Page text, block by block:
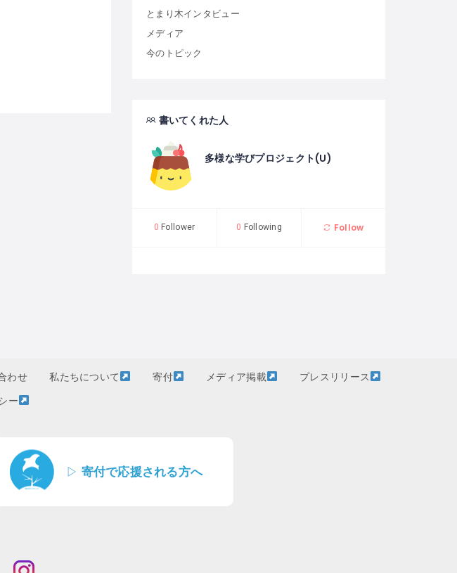
とまり木インタビュー
メディア
今のトピック
書いてくれた人
多様な学びプロジェクト(U)
0 Follower 0 Following Follow
わせ 私たちについて 寄付 メディア掲載 プレスリリース
ー
▷ 寄付で応援される方へ